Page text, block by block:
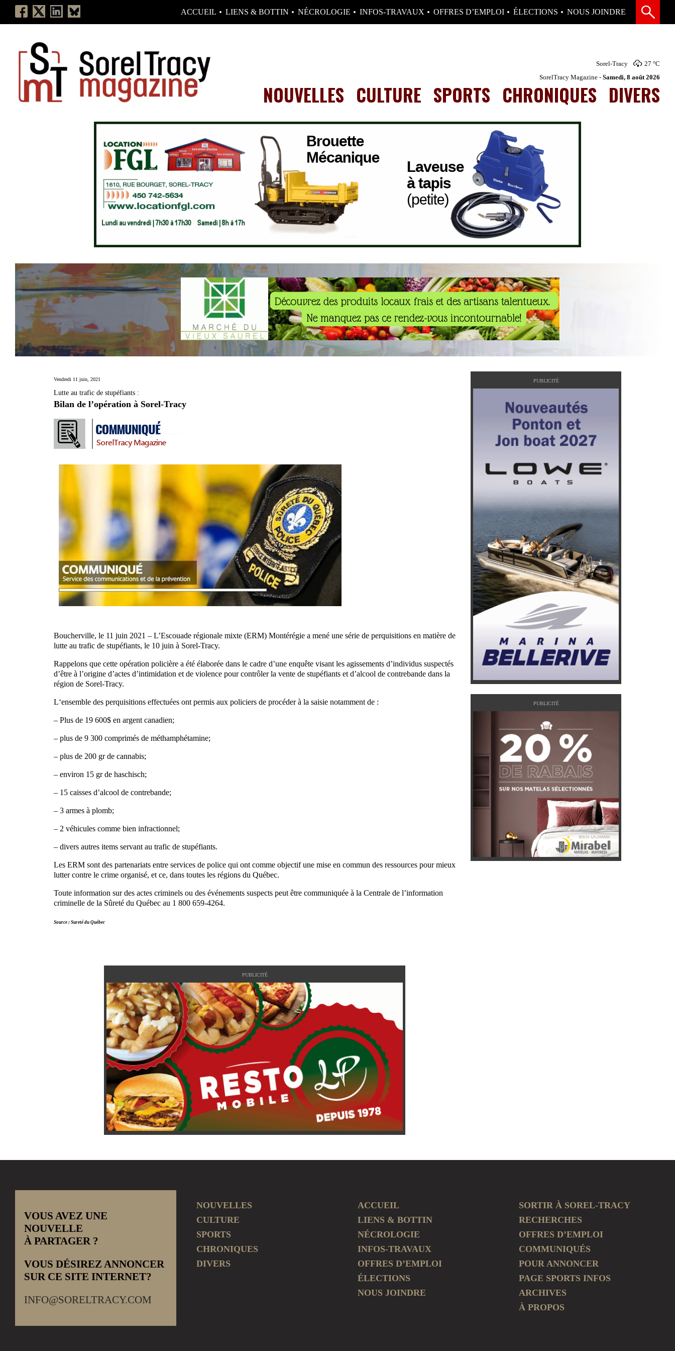
ACCUEIL LIENS & BOTTIN NÉCROLOGIE INFOS-TRAVAUX OFFRES D’EMPLOI ÉLECTIONS NOUS JOINDRE
Sorel-Tracy 27 °C
SorelTracy Magazine - Samedi, 8 août 2026
NOUVELLES CULTURE SPORTS CHRONIQUES DIVERS
Vendredi 11 juin, 2021
Lutte au trafic de stupéfiants :
Bilan de l’opération à Sorel-Tracy
Boucherville, le 11 juin 2021 – L’Escouade régionale mixte (ERM) Montérégie a mené une série de perquisitions en matière de
lutte au trafic de stupéfiants, le 10 juin à Sorel-Tracy.
Rappelons que cette opération policière a été élaborée dans le cadre d’une enquête visant les agissements d’individus suspectés
d’être à l’origine d’actes d’intimidation et de violence pour contrôler la vente de stupéfiants et d’alcool de contrebande dans la
région de Sorel-Tracy.
L‘ensemble des perquisitions effectuées ont permis aux policiers de procéder à la saisie notamment de :
– Plus de 19 600$ en argent canadien;
– plus de 9 300 comprimés de méthamphétamine;
– plus de 200 gr de cannabis;
– environ 15 gr de haschisch;
– 15 caisses d’alcool de contrebande;
– 3 armes à plomb;
– 2 véhicules comme bien infractionnel;
– divers autres items servant au trafic de stupéfiants.
Les ERM sont des partenariats entre services de police qui ont comme objectif une mise en commun des ressources pour mieux
lutter contre le crime organisé, et ce, dans toutes les régions du Québec.
Toute information sur des actes criminels ou des événements suspects peut être communiquée à la Centrale de l’information
criminelle de la Sûreté du Québec au 1 800 659-4264.
Source : Sureté du Québec
PUBLICITÉ
PUBLICITÉ
PUBLICITÉ
VOUS AVEZ UNE
NOUVELLE
À PARTAGER ?
VOUS DÉSIREZ ANNONCER
SUR CE SITE INTERNET?
INFO@SORELTRACY.COM
NOUVELLES
CULTURE
SPORTS
CHRONIQUES
DIVERS
ACCUEIL
LIENS & BOTTIN
NÉCROLOGIE
INFOS-TRAVAUX
OFFRES D’EMPLOI
ÉLECTIONS
NOUS JOINDRE
SORTIR À SOREL-TRACY
RECHERCHES
OFFRES D’EMPLOI
COMMUNIQUÉS
POUR ANNONCER
PAGE SPORTS INFOS
ARCHIVES
À PROPOS